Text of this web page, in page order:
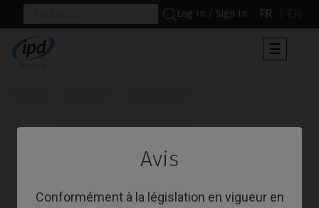
Avis
Conformément à la législation en vigueur en
Log In / Sign In FR
Toggle
☰
                      Provisoire / Transfert